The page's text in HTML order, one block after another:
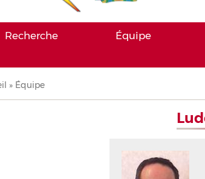
Recherche Équipe
Équipe